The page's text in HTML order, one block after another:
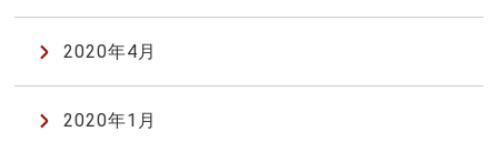
2020年4月
2020年1月